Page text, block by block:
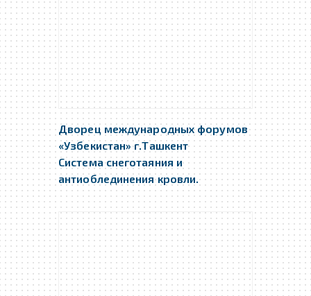
Дворец международных форумов
«Узбекистан» г.Ташкент
Система снеготаяния и
антиоблединения кровли.